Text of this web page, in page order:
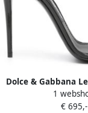
Dolce & Gabbana
Zwart
1
€ 695,-